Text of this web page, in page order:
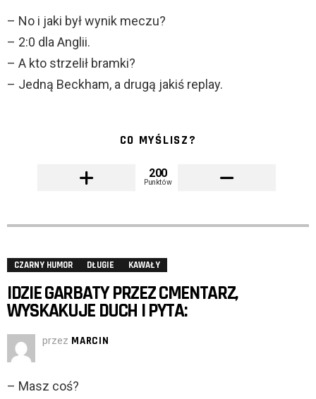
– No i jaki był wynik meczu?
– 2:0 dla Anglii.
– A kto strzelił bramki?
– Jedną Beckham, a drugą jakiś replay.
CO MYŚLISZ?
200
Punktów
CZARNY HUMOR DŁUGIE KAWAŁY
IDZIE GARBATY PRZEZ CMENTARZ,
WYSKAKUJE DUCH I PYTA:
przez MARCIN
– Masz coś?